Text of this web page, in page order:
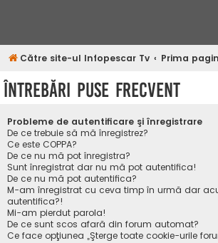
Către site-ul Infopescar Tv Prima
Întrebări puse frecvent
Probleme de autentificare şi înregistrare
De ce trebuie să mă înregistrez?
Ce este COPPA?
De ce nu mă pot înregistra?
Sunt înregistrat dar nu mă pot autentifica!
De ce nu mă pot autentifica?
M-am înregistrat cu ceva timp în urmă dar
autentifica?!
Mi-am pierdut parola!
De ce sunt scos afară din forum automat?
Ce face opţiunea „Şterge toate cookie-urile